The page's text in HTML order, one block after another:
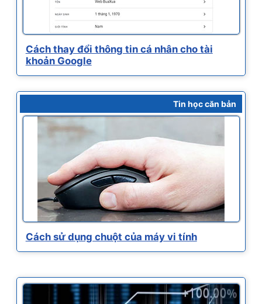
Cách thay đổi thông tin cá nhân cho tài
khoản Google
Tin học căn bản
Cách sử dụng chuột của máy vi tính